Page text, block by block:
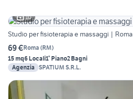
10
Studio per fisioterapia e massaggi | Roma
69 €Roma (RM)
15 mq6 Locali1° Piano2 Bagni
Agenzia SPATIUM S.R.L.